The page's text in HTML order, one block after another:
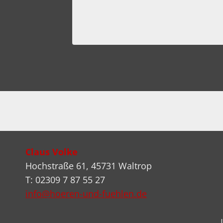
Claus Volke
Hochstraße 61, 45731 Waltrop
T: 02309 7 87 55 27
info@hoeren-und-fuehlen.de